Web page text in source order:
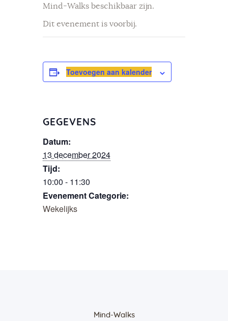
Mind-Walks beschikbaar zijn.
Dit evenement is voorbij.
Toevoegen aan kalender
GEGEVENS
Datum:
13 december 2024
Tijd:
10:00 - 11:30
Evenement Categorie:
Wekelijks
Mind-Walks